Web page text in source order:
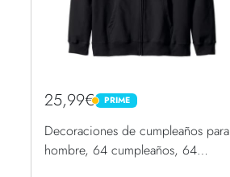
25,99€ PRIME
PRIME
Decoraciones de cumpleaños para
hombre, 64 cumpleaños, 64